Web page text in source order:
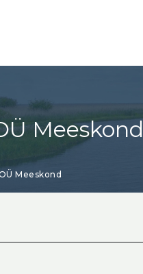
Meeskond
Meeskond